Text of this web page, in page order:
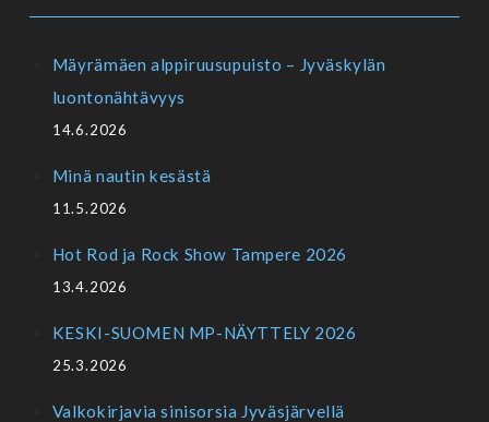
Mäyrämäen alppiruusupuisto – Jyväskylän
luontonähtävyys
14.6.2026
Minä nautin kesästä
11.5.2026
Hot Rod ja Rock Show Tampere 2026
13.4.2026
KESKI-SUOMEN MP-NÄYTTELY 2026
25.3.2026
Valkokirjavia sinisorsia Jyväsjärvellä